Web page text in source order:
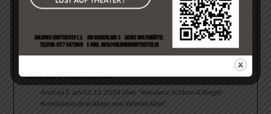
Annika D. am 30.10.2024 über "Residenz Schloss & Riegel -
»Es war ein sehr schönes Stück. Großen Respekt für
die Schauspieler. Wir hatten einen wunderschönen
Abend. Vielen Dank«
Andrea T. am 02.11.2024 über "Residenz Schloss & Riegel -
Komödie in drei Akten von Winnie Abel".